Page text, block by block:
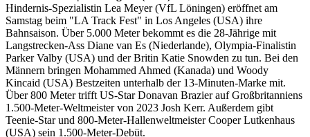
Hindernis-Spezialistin Lea Meyer (VfL Löningen) eröffnet am
Samstag beim "LA Track Fest" in Los Angeles (USA) ihre
Bahnsaison. Über 5.000 Meter bekommt es die 28-Jährige mit
Langstrecken-Ass Diane van Es (Niederlande), Olympia-Finalistin
Parker Valby (USA) und der Britin Katie Snowden zu tun. Bei den
Männern bringen Mohammed Ahmed (Kanada) und Woody
Kincaid (USA) Bestzeiten unterhalb der 13-Minuten-Marke mit.
Über 800 Meter trifft US-Star Donavan Brazier auf Großbritanniens
1.500-Meter-Weltmeister von 2023 Josh Kerr. Außerdem gibt
Teenie-Star und 800-Meter-Hallenweltmeister Cooper Lutkenhaus
(USA) sein 1.500-Meter-Debüt.